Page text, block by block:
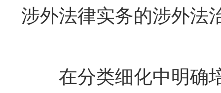
涉外法律实务的涉外法
在分类细化中明确